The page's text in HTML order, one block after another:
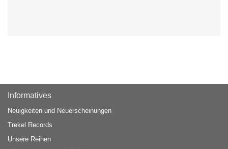
Informatives
Neuigkeiten und Neuerscheinungen
Trekel Records
Unsere Reihen